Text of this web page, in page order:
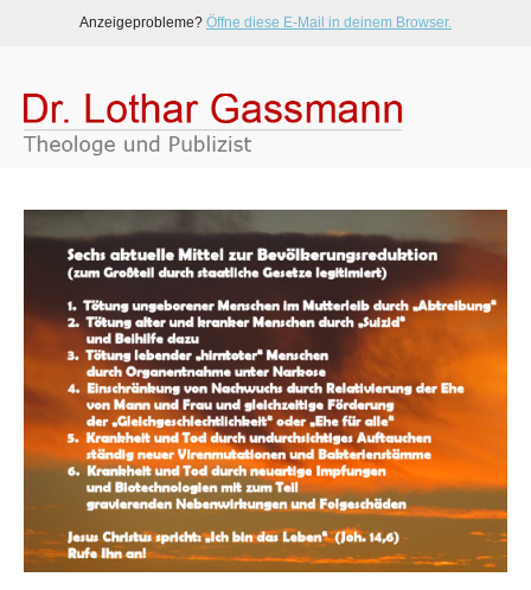
Anzeigeprobleme? Öffne diese E-Mail in deinem Browser.